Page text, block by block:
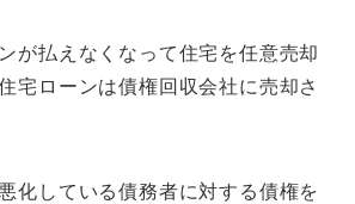
が払えなくなって住宅を任意売却
宅ローンは債権回収会社に売却さ
化している債務者に対する債権を